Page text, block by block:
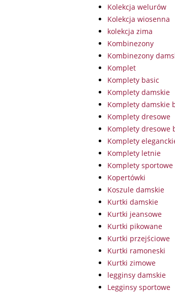
Kolekcja welurów
Kolekcja wiosenna
kolekcja zima
Kombinezony
Kombinezony
Komplet
Komplety basic
Komplety damskie
Komplety damskie
Komplety dresowe
Komplety dresowe
Komplety
Komplety letnie
Komplety sportowe
Kopertówki
Koszule damskie
Kurtki damskie
Kurtki jeansowe
Kurtki pikowane
Kurtki przejściowe
Kurtki ramoneski
Kurtki zimowe
legginsy damskie
Legginsy sportowe